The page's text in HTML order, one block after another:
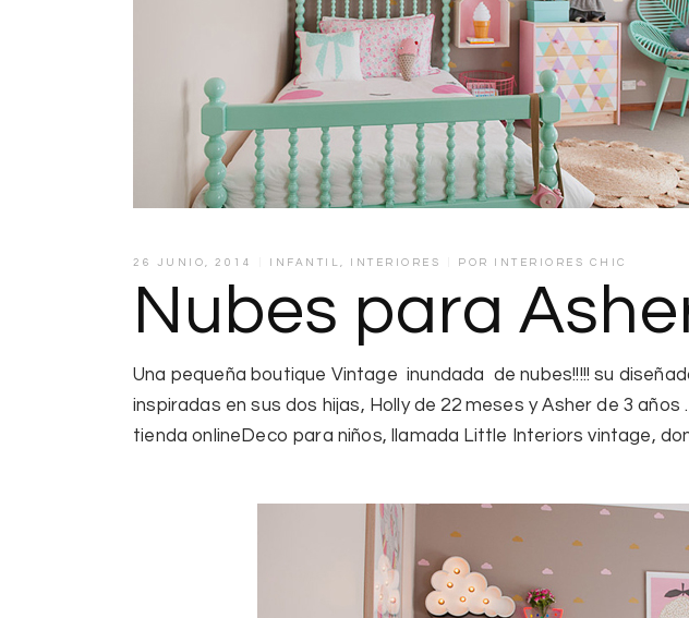
26 JUNIO, 2014 INFANTIL , INTERIORES POR INTERIORES CHIC
Nubes para
Una pequeña boutique Vintage inundada de nubes!!!!! su
inspiradas en sus dos hijas, Holly de 22 meses y Asher de 3
tienda onlineDeco para niños, llamada Little Interiors vintage,